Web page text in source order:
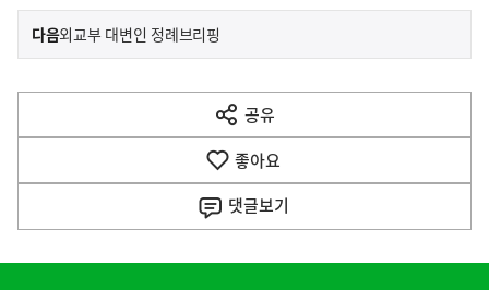
이
전
다
음
다음기
사
외교부 대변인 정례브리핑
공유
열
기
좋아요
댓글보기